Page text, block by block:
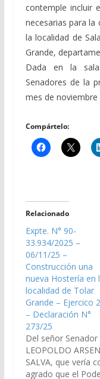
contemple incluir
necesarias para
la localidad de
Grande,
Dada en la
Senadores de la
mes de
Compártelo:
Relacionado
Expte. N° 90-
33.934/2025 –
06/11/25 –
Construcción una
nueva Hostería en
localidad de Tolar
Grande – Ejercico
– Declaración N°
273/25
Del señor Senador
LEOPOLDO
SALVA, que vería
agrado que el